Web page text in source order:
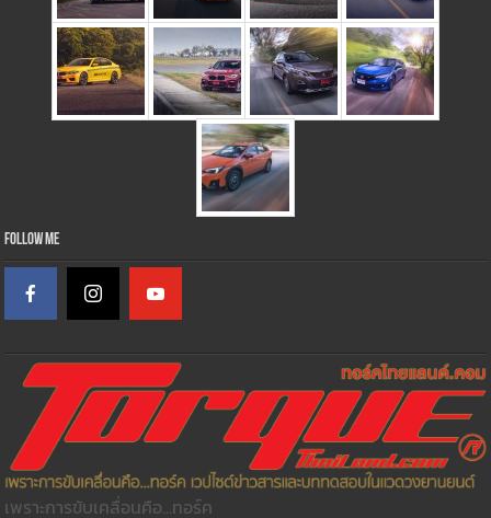
Follow Me
เพราะการขับเคลื่อนคือ...ทอร์ค